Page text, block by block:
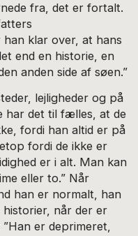
fra, det er fortalt.
klar over, at hans
end en historie, en
anden side af søen.”
lejligheder og på
har det til fælles, at de
fordi han altid er på
fordi de ikke er
er i alt. Man kan
eller to.” Når
han er normalt, han
når der er
er deprimeret,